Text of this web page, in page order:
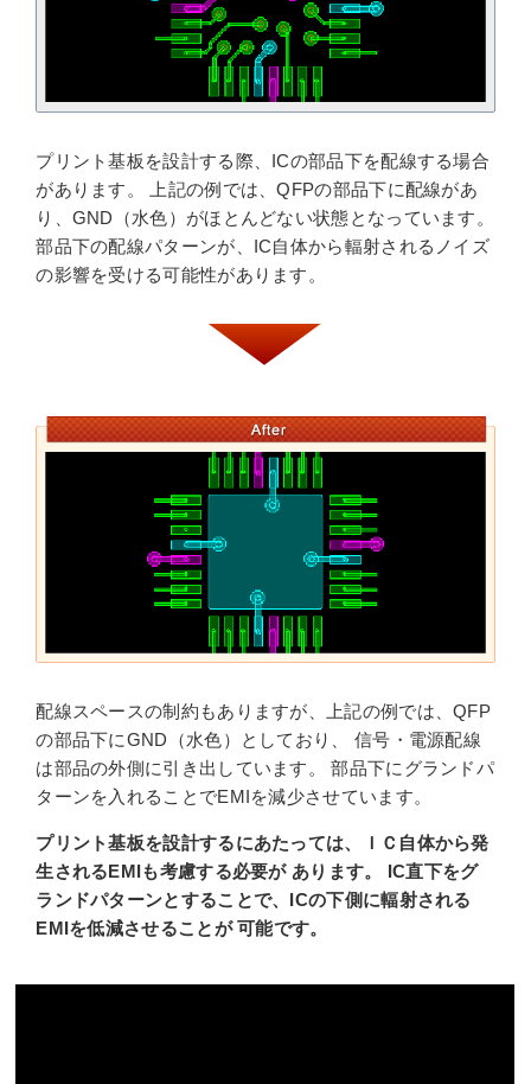
プリント基板を設計する際、ICの部品下を配線する場合
があります。 上記の例では、QFPの部品下に配線があ
り、GND（水色）がほとんどない状態となっています。
部品下の配線パターンが、IC自体から輻射されるノイズ
の影響を受ける可能性があります。
配線スペースの制約もありますが、上記の例では、QFP
の部品下にGND（水色）としており、 信号・電源配線
は部品の外側に引き出しています。 部品下にグランドパ
ターンを入れることでEMIを減少させています。
プリント基板を設計するにあたっては、ＩＣ自体から発
生されるEMIも考慮する必要が あります。 IC直下をグ
ランドパターンとすることで、ICの下側に輻射される
EMIを低減させることが 可能です。